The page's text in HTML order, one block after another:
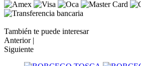
También te puede interesar
Anterior |
Siguiente